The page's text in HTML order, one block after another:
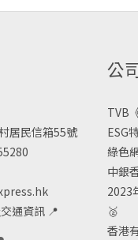
居民信箱55號
通資訊 📍
公
TVB
ESG
綠色
中銀
2023
🥈
香港